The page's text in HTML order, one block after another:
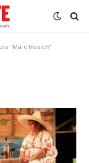
"Marc Rosich"